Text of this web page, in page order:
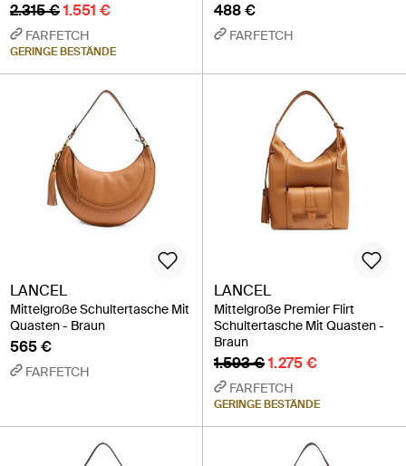
2.315 €1.551 €
FARFETCH
GERINGE BESTÄNDE
488 €
FARFETCH
LANCEL
Mittelgroße Schultertasche Mit
Quasten - Braun
565 €
FARFETCH
LANCEL
Mittelgroße Premier Flirt
Schultertasche Mit Quasten -
Braun
1.593 €1.275 €
FARFETCH
GERINGE BESTÄNDE